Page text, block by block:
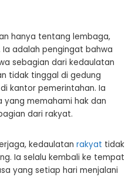
hanya tentang lembaga,
adalah pengingat bahwa
sebagian dari kedaulatan
tidak tinggal di gedung
kantor pemerintahan. Ia
yang memahami hak dan
dari rakyat.
kedaulatan rakyat tidak
Ia selalu kembali ke tempat
yang setiap hari menjalani